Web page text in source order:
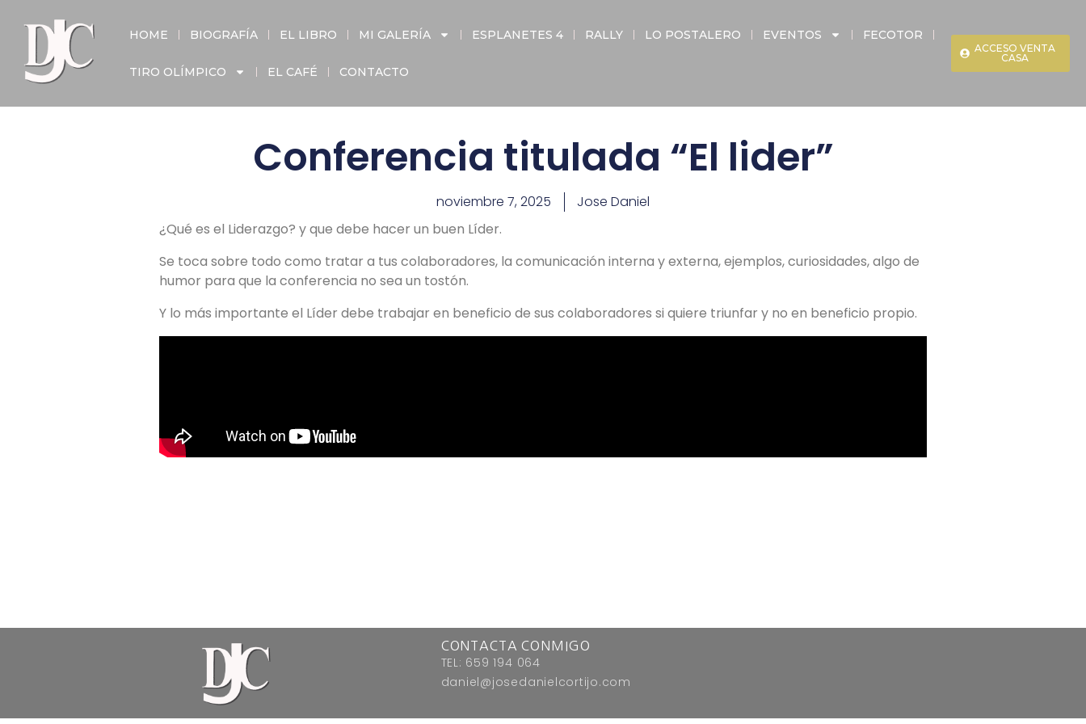
HOME BIOGRAFÍA EL LIBRO MI GALERÍA ESPLANETES 4 RALLY LO POSTALERO EVENTOS FECOTOR
TIRO OLÍMPICO EL CAFÉ CONTACTO
ACCESO VENTA
CASA
Conferencia titulada “El lider”
noviembre 7, 2025
Jose Daniel
¿Qué es el Liderazgo? y que debe hacer un buen Líder.
Se toca sobre todo como tratar a tus colaboradores, la comunicación interna y externa, ejemplos, curiosidades, algo de
humor para que la conferencia no sea un tostón.
Y lo más importante el Líder debe trabajar en beneficio de sus colaboradores si quiere triunfar y no en beneficio propio.
CONTACTA CONMIGO
TEL: 659 194 064
daniel@josedanielcortijo.com